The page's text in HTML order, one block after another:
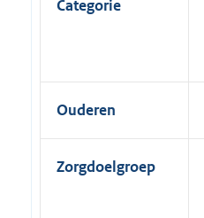
Categorie
Ouderen
Zorgdoelgroep